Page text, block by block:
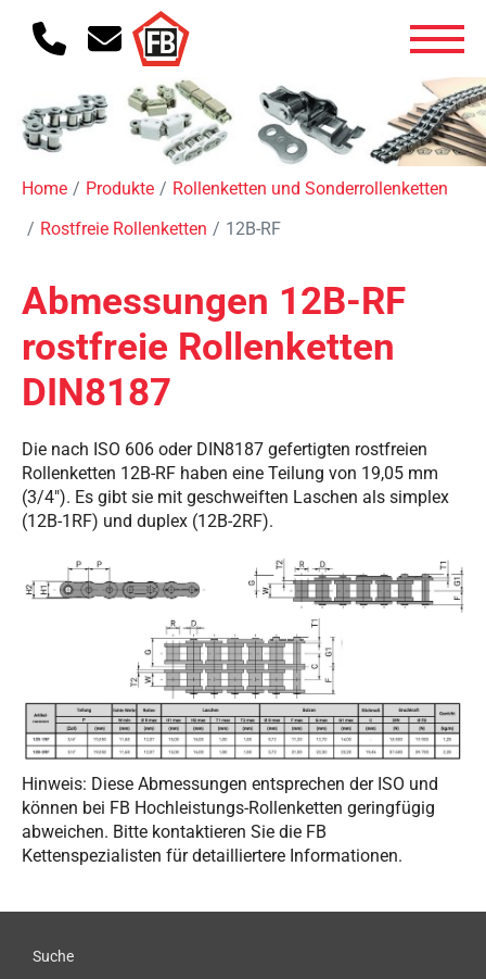
Home Produkte
Rollenketten und Sonderrollenketten
Rostfreie Rollenketten
12B-RF
Abmessungen 12B-RF
rostfreie Rollenketten
DIN8187
Die nach ISO 606 oder DIN8187 gefertigten rostfreien
Rollenketten 12B-RF haben eine Teilung von 19,05 mm
(3/4"). Es gibt sie mit geschweiften Laschen als simplex
(12B-1RF) und duplex (12B-2RF).
Hinweis: Diese Abmessungen entsprechen der ISO und
können bei FB Hochleistungs-Rollenketten geringfügig
abweichen. Bitte kontaktieren Sie die FB
Kettenspezialisten für detailliertere Informationen.
Suche